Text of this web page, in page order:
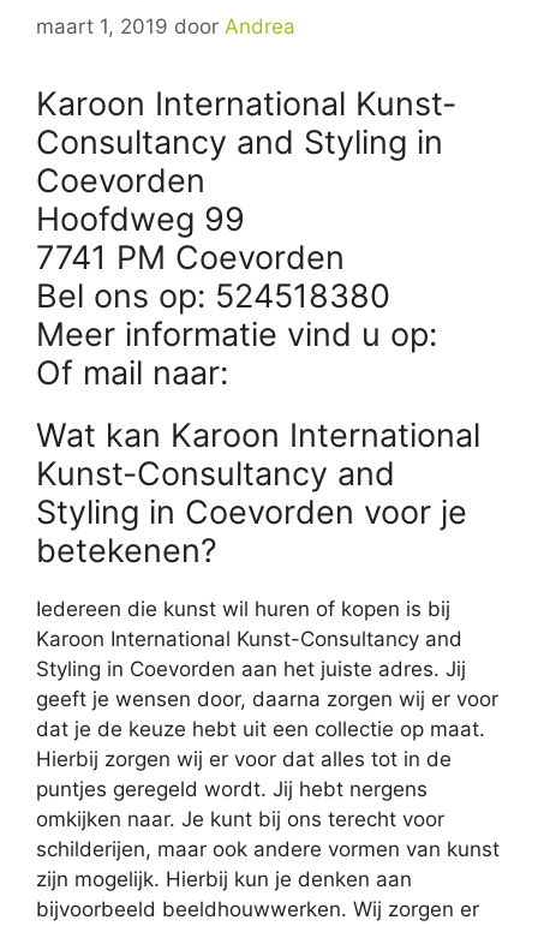
maart 1, 2019 door Andrea
Karoon International Kunst-
Consultancy and Styling in
Coevorden
Hoofdweg 99
7741 PM Coevorden
Bel ons op: 524518380
Meer informatie vind u op:
Of mail naar:
Wat kan Karoon International
Kunst-Consultancy and
Styling in Coevorden voor je
betekenen?
Iedereen die kunst wil huren of kopen is bij
Karoon International Kunst-Consultancy and
Styling in Coevorden aan het juiste adres. Jij
geeft je wensen door, daarna zorgen wij er voor
dat je de keuze hebt uit een collectie op maat.
Hierbij zorgen wij er voor dat alles tot in de
puntjes geregeld wordt. Jij hebt nergens
omkijken naar. Je kunt bij ons terecht voor
schilderijen, maar ook andere vormen van kunst
zijn mogelijk. Hierbij kun je denken aan
bijvoorbeeld beeldhouwwerken. Wij zorgen er